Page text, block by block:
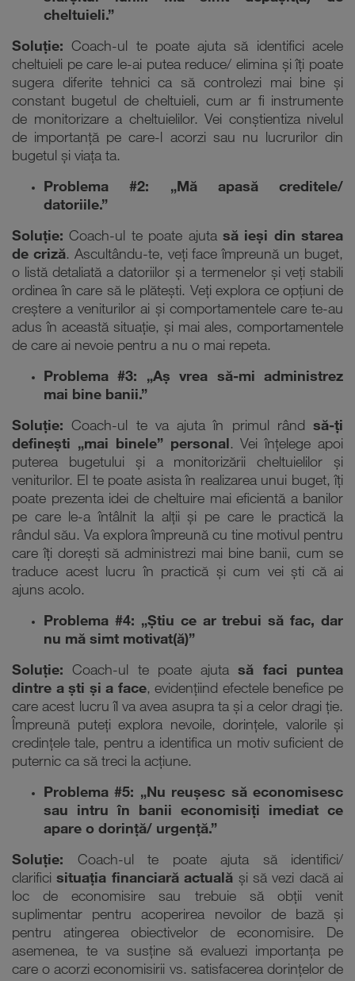
cheltuieli.”
Soluție:Coach-ul te poate ajuta să identifici acele
cheltuieli pe care le-ai putea reduce/ elimina și îți poate
sugera diferite tehnici ca să controlezi mai bine și
constant bugetul de cheltuieli, cum ar fi instrumente
de monitorizare a cheltuielilor. Vei conștientiza nivelul
de importanță pe care-l acorzi sau nu lucrurilor din
bugetul și viața ta.
Problema #2: „Mă apasă creditele/
datoriile.”
Soluție:Coach-ul te poate ajuta să ieși din starea
de criză. Ascultându-te, veți face împreună un buget,
o listă detaliată a datoriilor și a termenelor și veți stabili
ordinea în care să le plătești. Veți explora ce opțiuni de
creștere a veniturilor ai și comportamentele care te-au
adus în această situație, și mai ales, comportamentele
de care ai nevoie pentru a nu o mai repeta.
Problema #3: „Aș vrea să-mi administrez
mai bine banii.”
Soluție:Coach-ul te va ajuta în primul rând să-ți
definești „mai binele” personal. Vei înțelege apoi
puterea bugetului și a monitorizării cheltuielilor și
veniturilor. El te poate asista în realizarea unui buget, îți
poate prezenta idei de cheltuire mai eficientă a banilor
pe care le-a întâlnit la alții și pe care le practică la
rândul său. Va explora împreună cu tine motivul pentru
care îți dorești să administrezi mai bine banii, cum se
traduce acest lucru în practică și cum vei ști că ai
ajuns acolo.
Problema #4: „Știu ce ar trebui să fac, dar
nu mă simt motivat(ă)”
Soluție: Coach-ul te poate ajutasă faci puntea
dintre a ști și a face, evidențiind efectele benefice pe
care acest lucru îl va avea asupra ta și a celor dragi ție.
Împreună puteți explora nevoile, dorințele, valorile și
credințele tale, pentru a identifica un motiv suficient de
puternic ca să treci la acțiune.
Problema #5: „Nu reușesc să economisesc
sau intru în banii economisiți imediat ce
apare o dorință/ urgență.”
Soluție: Coach-ul te poate ajuta să identifici/
clarificisituația financiară actuală și să vezi dacă ai
loc de economisire sau trebuie să obții venit
suplimentar pentru acoperirea nevoilor de bază și
pentru atingerea obiectivelor de economisire. De
asemenea, te va susține să evaluezi importanța pe
care o acorzi economisirii vs. satisfacerea dorințelor de